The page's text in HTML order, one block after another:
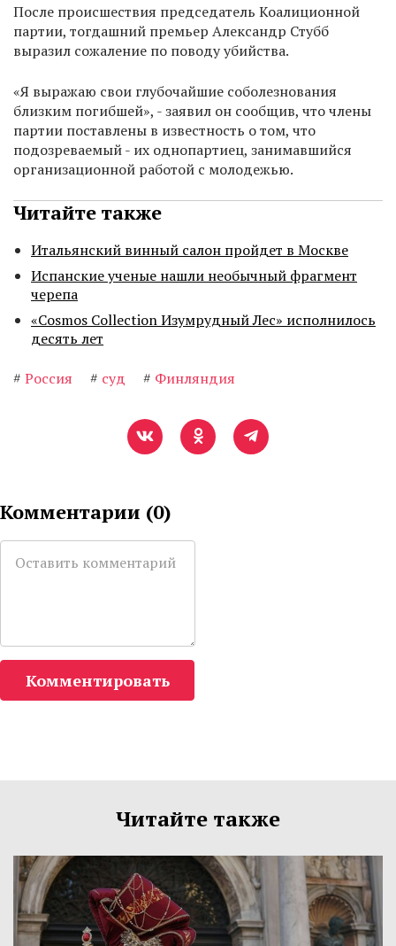
После происшествия председатель Коалиционной
партии, тогдашний премьер Александр Стубб
выразил сожаление по поводу убийства.
«Я выражаю свои глубочайшие соболезнования
близким погибшей», - заявил он сообщив, что члены
партии поставлены в известность о том, что
подозреваемый - их однопартиец, занимавшийся
организационной работой с молодежью.
Читайте также
Итальянский винный салон пройдет в Москве
Испанские ученые нашли необычный фрагмент
черепа
«Cosmos Collection Изумрудный Лес» исполнилось
десять лет
# Россия # суд # Финляндия
Комментарии (0)
Комментировать
Читайте также